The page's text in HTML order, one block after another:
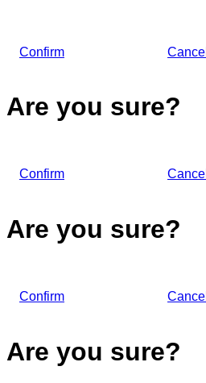
Confirm Cancel
Are you sure?
Confirm Cancel
Are you sure?
Confirm Cancel
Are you sure?